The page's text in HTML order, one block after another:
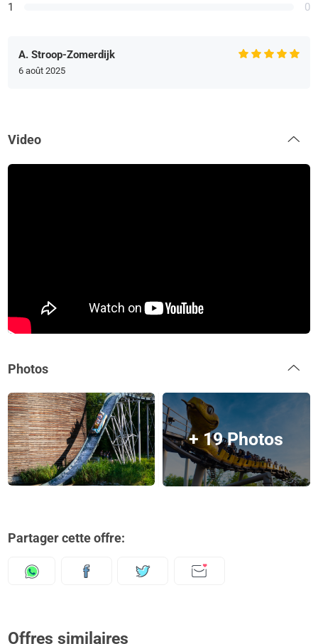
1
0
A. Stroop-Zomerdijk
6 août 2025
Video
Photos
+ 19 Photos
Partager cette offre:
Offres similaires